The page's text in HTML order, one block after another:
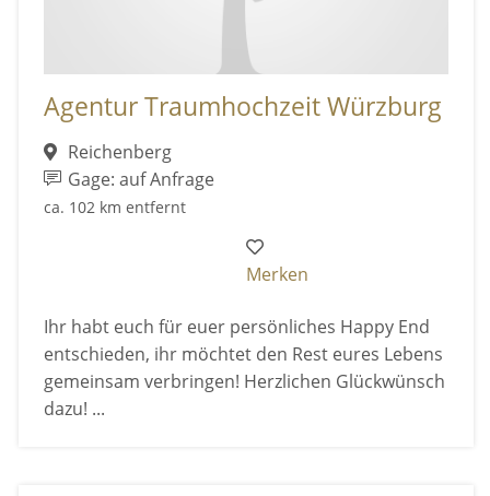
Agentur Traumhochzeit Würzburg
Reichenberg
Gage: auf Anfrage
ca. 102 km entfernt
Merken
Ihr habt euch für euer persönliches Happy End
entschieden, ihr möchtet den Rest eures Lebens
gemeinsam verbringen! Herzlichen Glückwünsch
dazu! ...